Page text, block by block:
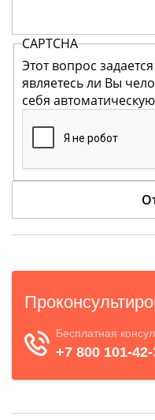
CAPTCHA
Этот вопрос
являетесь ли Вы
себя